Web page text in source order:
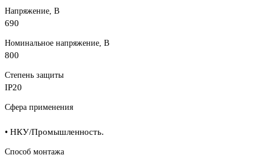
Напряжение, В
690
Номинальное напряжение, В
800
Степень защиты
IP20
Сфера применения
• НКУ/Промышленность.
Способ монтажа